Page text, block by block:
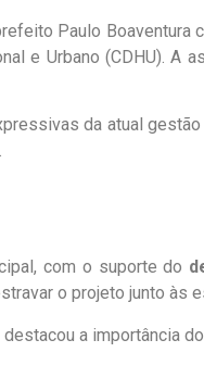
Paulo Boaventura
e Urbano (CDHU). A
da atual
com o suporte do
o projeto junto às
a importância